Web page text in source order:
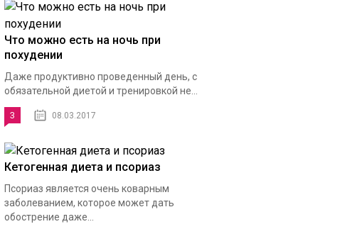
Что можно есть на ночь при
похудении
Даже продуктивно проведенный день, с
обязательной диетой и тренировкой не...
3 08.03.2017
Кетогенная диета и псориаз
Псориаз является очень коварным
заболеванием, которое может дать
обострение даже...